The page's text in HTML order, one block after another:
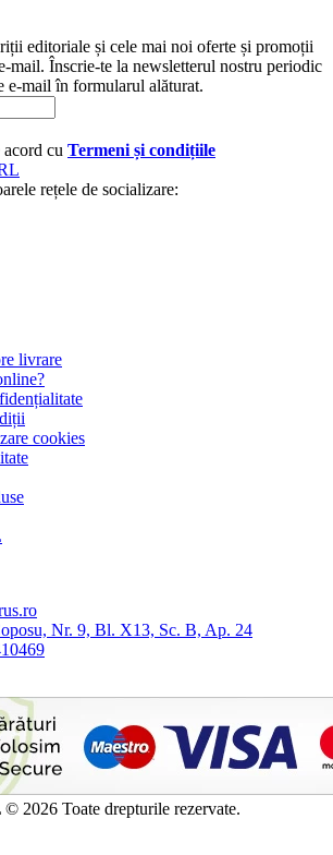
editoriale și cele mai noi oferte și promoții
mail. Înscrie-te la newsletterul nostru periodic
e-mail în formularul alăturat.
cu Termeni și condițiile
rețele de socializare:
livrare
cookies
Nr. 9, Bl. X13, Sc. B, Ap. 24
2026 Toate drepturile rezervate.